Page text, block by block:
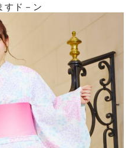
すド－ン